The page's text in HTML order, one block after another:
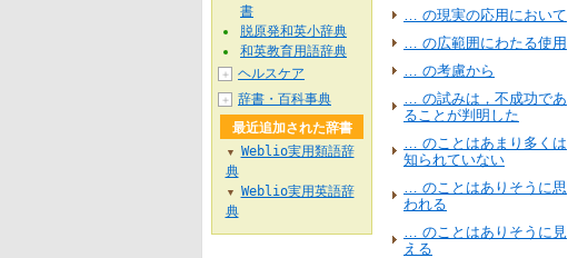
… の現実の応用において
… の広範囲にわたる使用
… の考慮から
… の試みは，不成功であ
ることが判明した
… のことはあまり多くは
知られていない
… のことはありそうに思
われる
… のことはありそうに見
える
書
脱原発和英小辞典
和英教育用語辞典
＋ ヘルスケア
＋
辞書・百科事典
最近追加された辞書
▼
Weblio実用類語辞
典
▼
Weblio実用英語辞
典